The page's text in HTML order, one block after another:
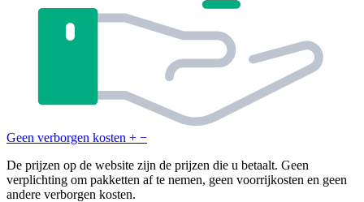
Geen verborgen kosten + −
De prijzen op de website zijn de prijzen die u betaalt. Geen
verplichting om pakketten af te nemen, geen voorrijkosten en geen
andere verborgen kosten.